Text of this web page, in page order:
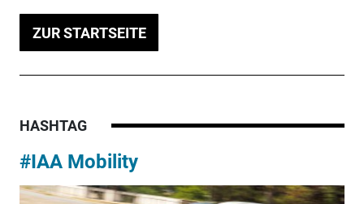
ZUR STARTSEITE
HASHTAG
#IAA Mobility